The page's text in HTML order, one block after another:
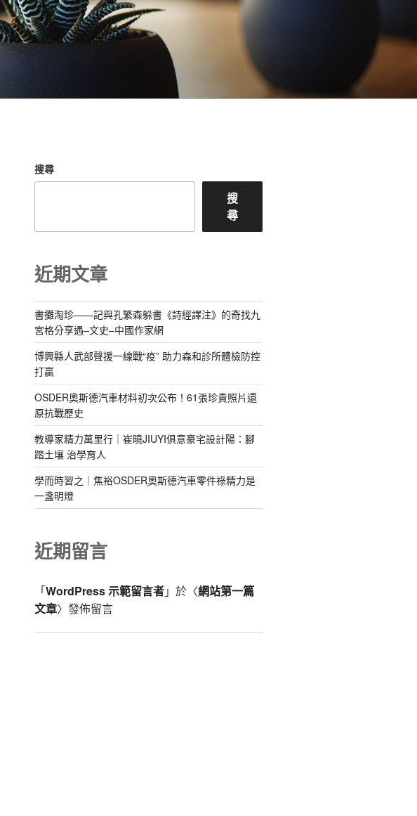
搜尋
搜
尋
近期文章
書攤淘珍——記與孔繁森躲書《詩經譯注》的奇找九
宮格分享遇–文史–中國作家網
博興縣人武部聲援一線戰“疫” 助力森和診所體檢防控
打贏
OSDER奧斯德汽車材料初次公布！61張珍貴照片還
原抗戰歷史
教導家精力萬里行｜崔曉JIUYI俱意豪宅設計陽：腳
踏土壤 治學育人
學而時習之｜焦裕OSDER奧斯德汽車零件祿精力是
一盞明燈
近期留言
「WordPress 示範留言者」於〈網站第一篇
文章〉發佈留言